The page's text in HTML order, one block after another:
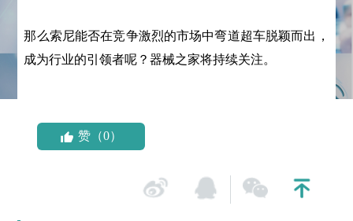
那么索尼能否在竞争激烈的市场中弯道超车脱颖而出，
成为行业的引领者呢？器械之家将持续关注。
赞（0）